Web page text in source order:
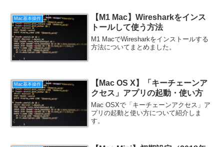
Mac基本操作
【M1 Mac】Wiresharkをインス
トールして使う方法
M1 MacでWiresharkをインストールする
方法についてまとめました。
Mac基本操作
【Mac OS X】「キーチェーンア
クセス」アプリの起動・使い方
Mac OSXで「キーチェーンアクセス」ア
プリの起動と使い方について紹介しま
す。